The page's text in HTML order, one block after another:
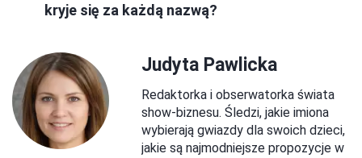
kryje się za każdą nazwą?
Judyta Pawlicka
Redaktorka i obserwatorka świata
show-biznesu. Śledzi, jakie imiona
wybierają gwiazdy dla swoich dzieci,
jakie są najmodniejsze propozycje w